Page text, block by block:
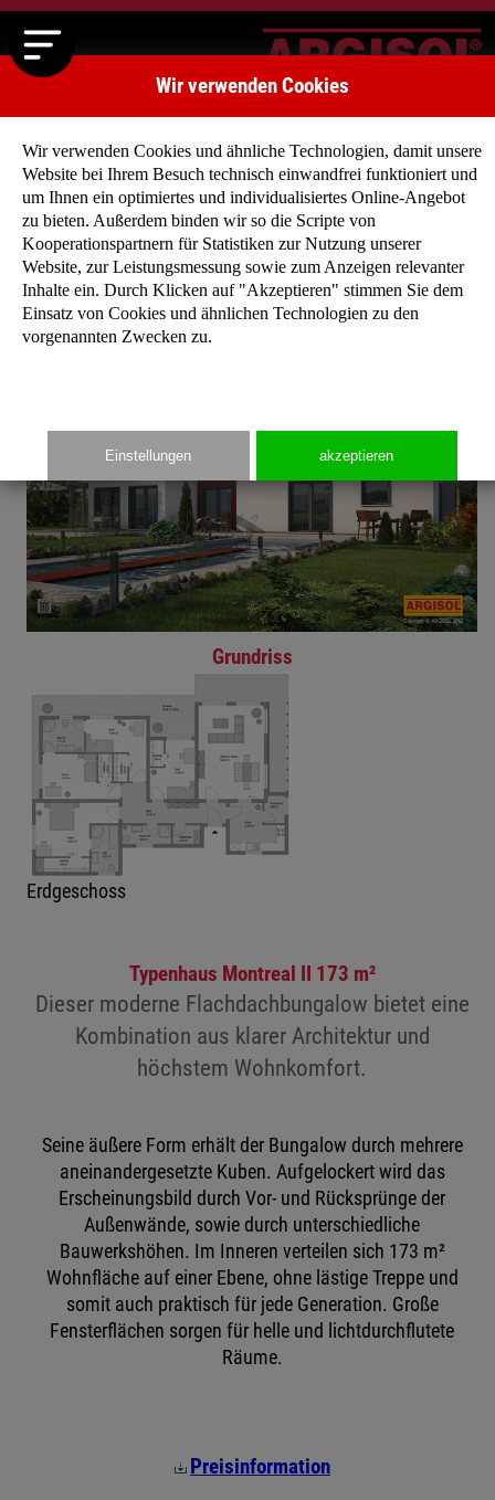
Startseite » Typenhäuser » Typenhaus Montreal II
Grundriss
Erdgeschoss
Typenhaus Montreal II 173 m²
Dieser moderne Flachdachbungalow bietet eine
Kombination aus klarer Architektur und
höchstem Wohnkomfort.
Seine äußere Form erhält der Bungalow durch mehrere
aneinandergesetzte Kuben. Aufgelockert wird das
Erscheinungsbild durch Vor- und Rücksprünge der
Außenwände, sowie durch unterschiedliche
Bauwerkshöhen. Im Inneren verteilen sich 173 m²
Wohnfläche auf einer Ebene, ohne lästige Treppe und
somit auch praktisch für jede Generation. Große
Fensterflächen sorgen für helle und lichtdurchflutete
Räume.
Preisinformation
Wir verwenden Cookies
Wir verwenden Cookies und ähnliche Technologien, damit unsere
Website bei Ihrem Besuch technisch einwandfrei funktioniert und
um Ihnen ein optimiertes und individualisiertes Online-Angebot
zu bieten. Außerdem binden wir so die Scripte von
Kooperationspartnern für Statistiken zur Nutzung unserer
Website, zur Leistungsmessung sowie zum Anzeigen relevanter
Inhalte ein. Durch Klicken auf "Akzeptieren" stimmen Sie dem
Einsatz von Cookies und ähnlichen Technologien zu den
vorgenannten Zwecken zu.
Einstellungen akzeptieren